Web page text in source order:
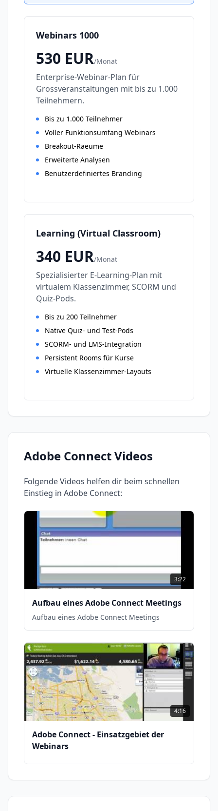
Webinars 1000
530 EUR/Monat
Enterprise-Webinar-Plan für
Grossveranstaltungen mit bis zu 1.000
Teilnehmern.
Bis zu 1.000 Teilnehmer
Voller Funktionsumfang Webinars
Breakout-Raeume
Erweiterte Analysen
Benutzerdefiniertes Branding
Learning (Virtual Classroom)
340 EUR/Monat
Spezialisierter E-Learning-Plan mit
virtualem Klassenzimmer, SCORM und
Quiz-Pods.
Bis zu 200 Teilnehmer
Native Quiz- und Test-Pods
SCORM- und LMS-Integration
Persistent Rooms für Kurse
Virtuelle Klassenzimmer-Layouts
Adobe ConnectVideos
Folgende Videos helfen dir beim schnellen
Einstieg in Adobe Connect:
3:22
Aufbau eines Adobe Connect Meetings
Aufbau eines Adobe Connect Meetings
4:16
Adobe Connect - Einsatzgebiet der
Webinars